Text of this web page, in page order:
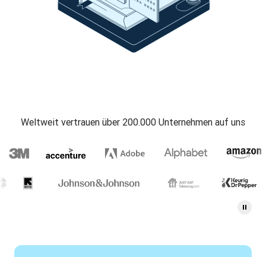
Weltweit vertrauen über 200.000 Unternehmen auf uns